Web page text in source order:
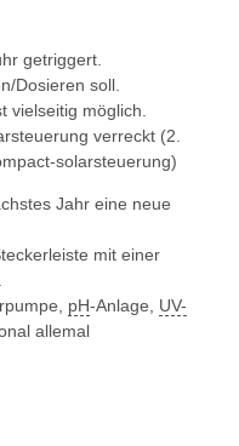
getriggert.
Dosieren soll.
vielseitig möglich.
verreckt (2.
solarsteuerung)
Jahr eine neue
mit einer
pH-Anlage, UV-
allemal